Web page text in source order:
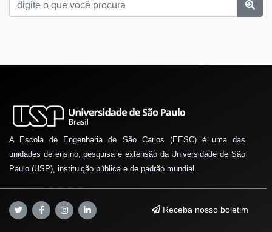
A Escola de Engenharia de São Carlos (EESC) é uma das
unidades de ensino, pesquisa e extensão da Universidade de São
Paulo (USP), instituição pública e de padrão mundial.
Receba nosso boletim